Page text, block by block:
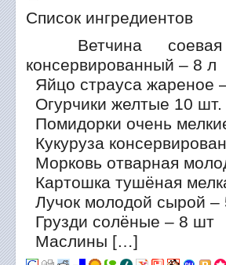
Список ингредиентов
Ветчина
консервированный – 8 л
Яйцо страуса жареное
Огурчики желтые 10 шт.
Помидорки очень
Кукуруза
Морковь отварная
Картошка тушёная
Лучок молодой сырой –
Грузди солёные – 8 шт
Маслины […]